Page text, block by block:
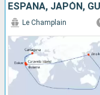
ESPAÑA, JAPÓN,
Le Champlain